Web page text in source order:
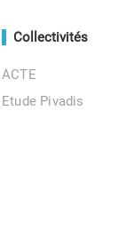
Collectivités
ACTE
Etude Pivadis